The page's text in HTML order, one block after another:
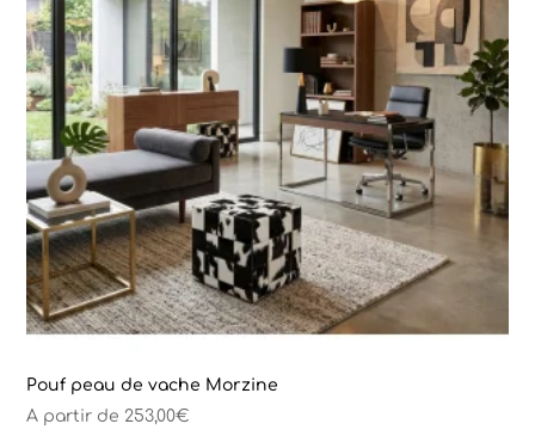
Pouf peau de vache Morzine
A partir de 253,00€